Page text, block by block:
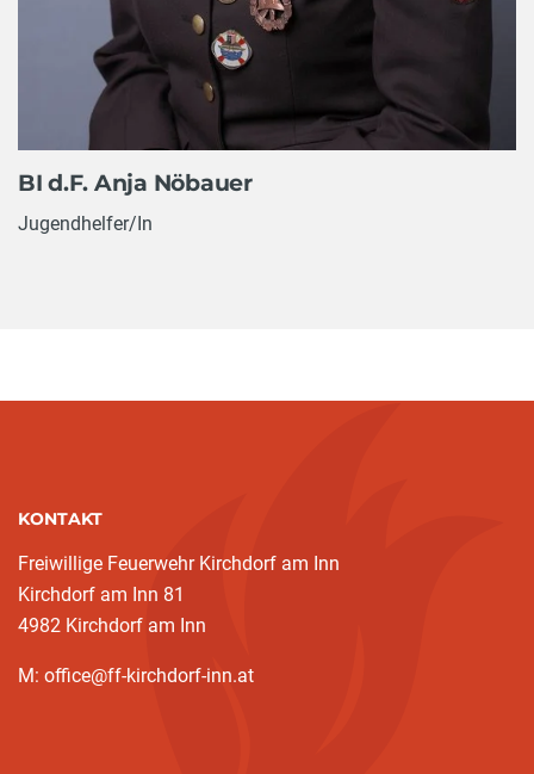
BI d.F. Anja Nöbauer
Jugendhelfer/In
KONTAKT
Freiwillige Feuerwehr Kirchdorf am Inn
Kirchdorf am Inn 81
4982 Kirchdorf am Inn
M: office@ff-kirchdorf-inn.at